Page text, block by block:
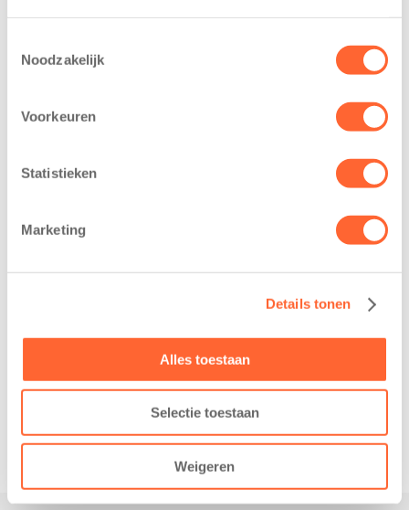
Noodzakelijk
Voorkeuren
Statistieken
Marketing
Details tonen
Alles toestaan
Selectie toestaan
Weigeren
wijk Wiarda in
11 juni 2026
Kids First
heeft een
realisatie van een
Menzis 4 Mijl
deelnemers van
Noord-Nederland
Kinderopvang is
nieuwe
naamsponsor